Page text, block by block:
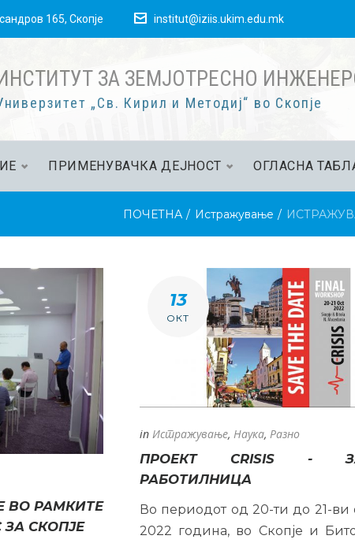
165, Скопје institut@iziis.ukim.edu.mk
ИНСТИТУТ ЗА ЗЕМЈОТРЕСНО
„Св. Кирил и Методиј“ во Скопје
ПРИМЕНУВАЧКА ДЕЈНОСТ ОГЛАСНА
ПОЧЕТНА / Истражување /
ВО РАМКИТЕ
СКОПЈЕ
13
ОКТ
in Истражување, Наука, Разно
ПРОЕКТ CRISIS -
РАБОТИЛНИЦА
Во периодот од 20-ти до 21-ви
2022 година, во Скопје и